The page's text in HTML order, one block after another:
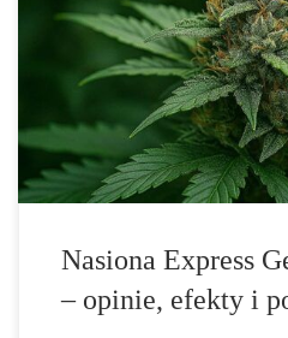
Express Gelato Automatic
połączenie szybkości, mocy i
dostępna w sklepie THC-THC.pl
skrzyżowanie Express Gelato z
niezwykle krótki […]
Nasiona Express
– opinie, efekty i